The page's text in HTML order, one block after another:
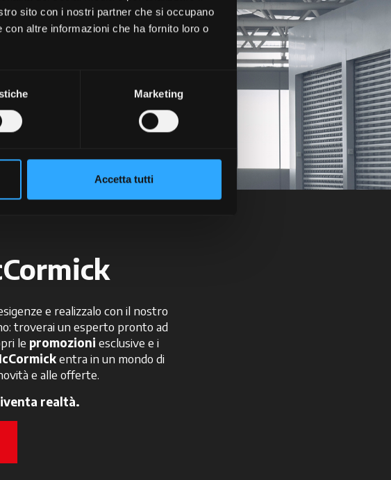
sito con i nostri partner che si occupano
altre informazioni che ha fornito loro o
Marketing
Accetta tutti
+
e realizzalo con il nostro
troverai un esperto pronto ad
le promozioni esclusive e i
entra in un mondo di
e alle offerte.
realtà.